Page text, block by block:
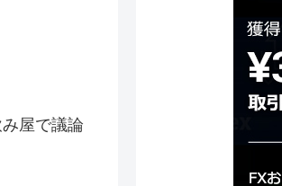
屋で議論